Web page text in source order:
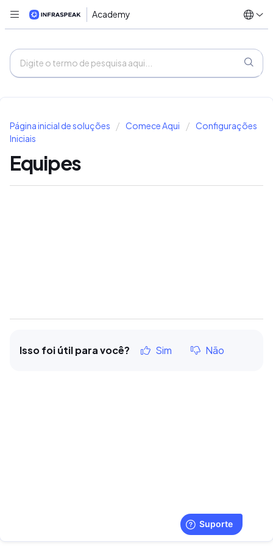
Academy
Página inicial de soluções Comece Aqui
Configurações
Iniciais
Equipes
Isso foi útil para você? Sim Não